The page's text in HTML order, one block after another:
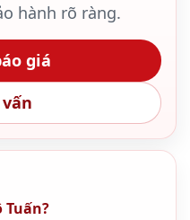
hành rõ ràng.
giá
Tuấn?